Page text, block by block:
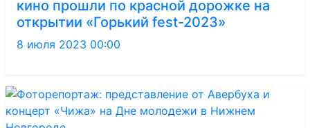
кино прошли по красной дорожке на
открытии «Горький fest-2023»
8 июля 2023 00:00